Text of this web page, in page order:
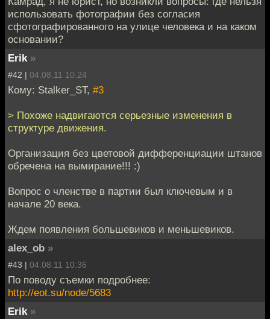
использовать фотографии без согласия
сфотографированного на улице человека и на каком
основании?
Erik »
#42 | 04.08.11 10:24
Кому: Stalker_ST, #3
> Похоже надвигаются серьезные изменения в
структуре движения.
Организация без цветовой дифференциации штанов
обречена на вымирание!!! :)
Вопрос о членстве в партии был ключевым и в
начале 20 века.
Ждем появления большевиков и меньшевиков.
alex_ob »
#43 | 04.08.11 10:36
По поводу съемки подробнее:
http://eot.su/node/5683
Erik »